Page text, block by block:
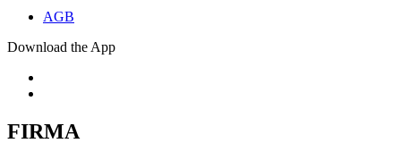
AGB
Download the App
FIRMA